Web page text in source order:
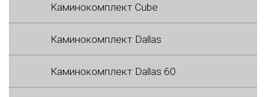
Каминокомплект Cube
Каминокомплект Dallas
Каминокомплект Dallas 60